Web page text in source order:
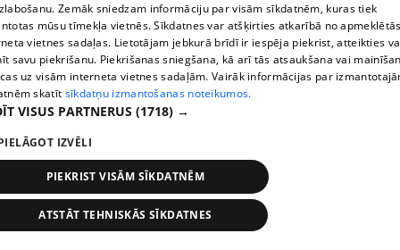
pirms 1 nedēļas, 1 dienas
Zemāk sniedzam informāciju par visām sīkdatnēm, kuras tiek
mūsu tīmekļa vietnēs. Sīkdatnes var atšķirties atkarībā no
vietnes sadaļas. Lietotājam jebkurā brīdī ir iespēja piekrist, atteikties
savu piekrišanu. Piekrišanas sniegšana, kā arī tās atsaukšana vai
uz visām interneta vietnes sadaļām. Vairāk informācijas par
skatīt sīkdatņu izmantošanas noteikumos.
VISUS PARTNERUS (1718) →
IZVĒLI
PIEKRIST VISĀM SĪKDATNĒM
ATSTĀT TEHNISKĀS SĪKDATNES